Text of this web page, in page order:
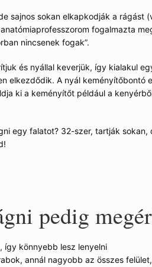
sajnos sokan elkapkodják a rágást
fogalmazta
nincsenek fogak”.
és nyállal keverjük, így kialakul
elkezdődik. A nyál keményítőbontó
ki a keményítőt például a
egy falatot? 32-szer, tartják sokan,
pedig
így könnyebb lesz lenyelni
annál nagyobb az összes